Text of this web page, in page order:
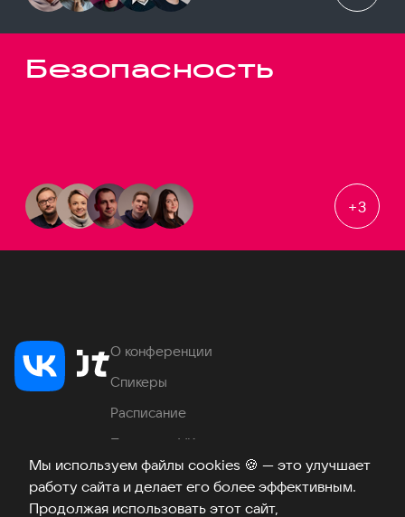
Мы используем файлы cookies 🍪 — это улучшает
работу сайта и делает его более эффективным.
Продолжая использовать этот сайт,
Безопасность
+3
О конференции
Спикеры
Расписание
Продукты VK
Место проведения
Часто задаваемые вопросы